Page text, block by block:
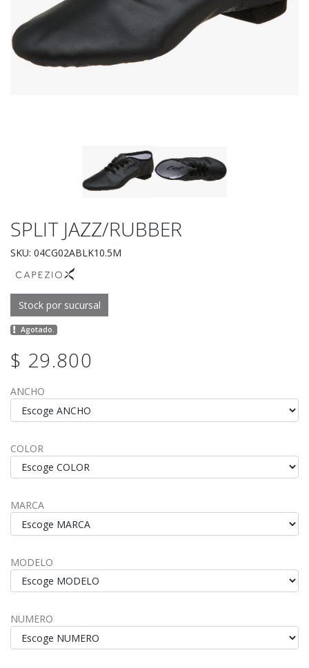
SPLIT JAZZ/RUBBER
SKU: 04CG02ABLK10.5M
Stock por sucursal
Agotado.
$ 29.800
ANCHO
COLOR
MARCA
MODELO
NUMERO